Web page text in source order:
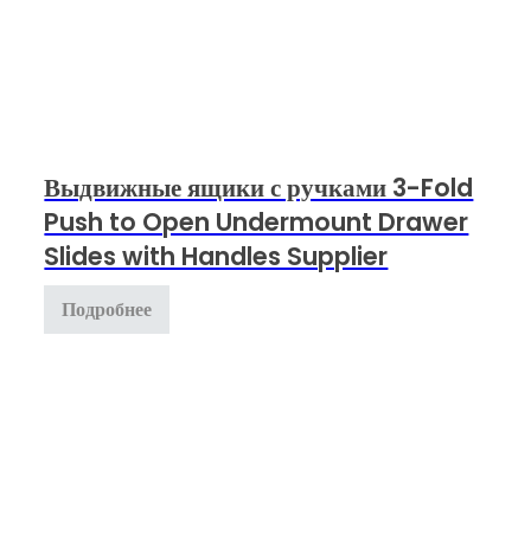
Выдвижные ящики с ручками 3-Fold
Push to Open Undermount Drawer
Slides with Handles Supplier
Подробнее